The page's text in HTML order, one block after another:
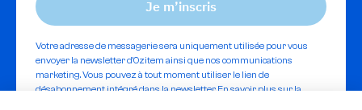
Votre adresse de messagerie sera uniquement utilisée pour vous
envoyer la newsletter d'Ozitem ainsi que nos communications
marketing. Vous pouvez à tout moment utiliser le lien de
désabonnement intégré dans la newsletter. En savoir plus sur la